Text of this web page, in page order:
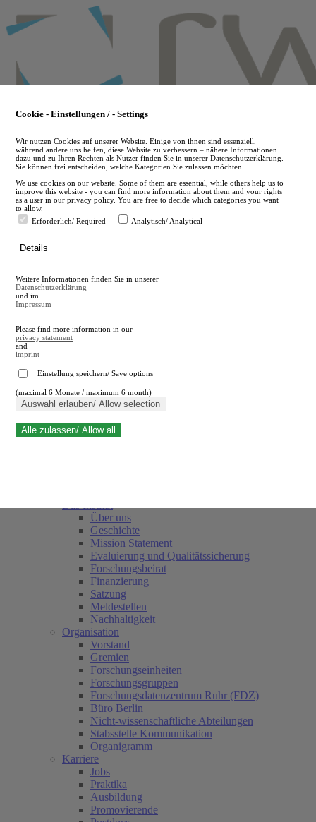
to
main
en
A
A
Suche schließen
Über uns
Geschichte
Mission Statement
Evaluierung und Qualitätssicherung
Forschungsbeirat
Finanzierung
Satzung
Meldestellen
Nachhaltigkeit
Organisation
Vorstand
Gremien
Forschungseinheiten
Forschungsgruppen
Forschungsdatenzentrum Ruhr (FDZ)
Büro Berlin
Nicht-wissenschaftliche Abteilungen
Stabsstelle Kommunikation
Organigramm
Karriere
Jobs
Praktika
Ausbildung
Promovierende
Cookie - Einstellungen / - Settings
Wir nutzen Cookies auf unserer Website. Einige von ihnen sind essenziell,
während andere uns helfen, diese Website zu verbessern – nähere Informationen
dazu und zu Ihren Rechten als Nutzer finden Sie in unserer Datenschutzerklärung.
Sie können frei entscheiden, welche Kategorien Sie zulassen möchten.
We use cookies on our website. Some of them are essential, while others help us to
improve this website - you can find more information about them and your rights
as a user in our privacy policy. You are free to decide which categories you want
to allow.
Erforderlich/ Required
Analytisch/ Analytical
Details
Weitere Informationen finden Sie in unserer
Datenschutzerklärung
und im
Impressum
Please find more information in our
privacy statement
and
imprint
Einstellung speichern/ Save options
(maximal 6 Monate / maximum 6 month)
Auswahl erlauben/ Allow selection
Alle zulassen/ Allow all